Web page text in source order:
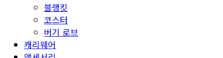
블랭킷
코스터
버기 로브
캐리웨어